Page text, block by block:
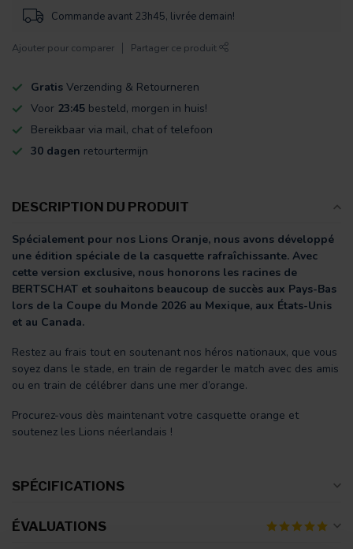
Commande avant 23h45, livrée demain!
Ajouter pour comparer Partager ce produit
Gratis Verzending & Retourneren
Voor 23:45 besteld, morgen in huis!
Bereikbaar via mail, chat of telefoon
30 dagen retourtermijn
DESCRIPTION DU PRODUIT
Spécialement pour nos Lions Oranje, nous avons développé
une édition spéciale de la casquette rafraîchissante. Avec
cette version exclusive, nous honorons les racines de
BERTSCHAT et souhaitons beaucoup de succès aux Pays-Bas
lors de la Coupe du Monde 2026 au Mexique, aux États-Unis
et au Canada.
Restez au frais tout en soutenant nos héros nationaux, que vous
soyez dans le stade, en train de regarder le match avec des amis
ou en train de célébrer dans une mer d’orange.
Procurez-vous dès maintenant votre casquette orange et
soutenez les Lions néerlandais !
SPÉCIFICATIONS
ÉVALUATIONS